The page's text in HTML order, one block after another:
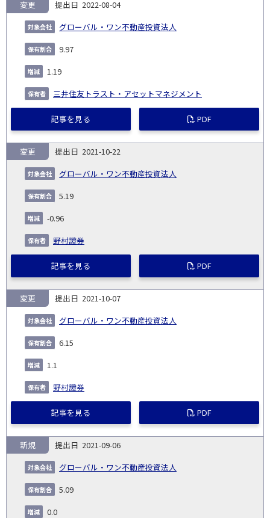
2022-08-04
グローバル・ワン不動産投資法人
変更
9.97
1.19
三井住友トラスト・アセットマネジメント
記事を見る PDF
2021-10-22
グローバル・ワン不動産投資法人
変更
5.19
-0.96
野村證券
記事を見る PDF
2021-10-07
グローバル・ワン不動産投資法人
変更
6.15
1.1
野村證券
記事を見る PDF
2021-09-06
グローバル・ワン不動産投資法人
新規
5.09
0.0